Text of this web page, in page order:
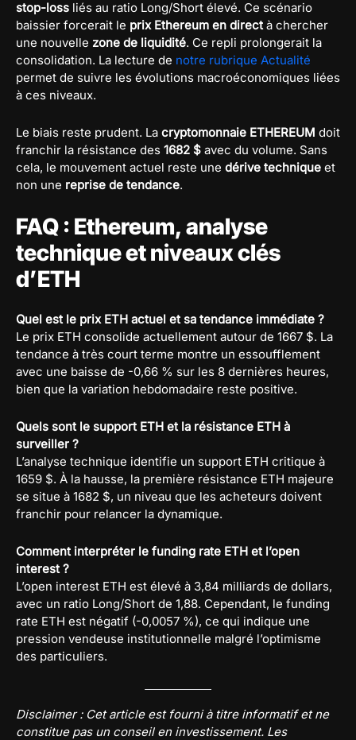
stop-loss liés au ratio Long/Short élevé. Ce scénario
baissier forcerait le prix Ethereum en directà chercher
une nouvelle zone de liquidité. Ce repli prolongerait la
consolidation. La lecture de notre rubrique Actualité
permet de suivre les évolutions macroéconomiques liées
à ces niveaux.
Le biais reste prudent. La cryptomonnaie ETHEREUM doit
franchir la résistance des 1682 $ avec du volume. Sans
cela, le mouvement actuel reste une dérive technique et
non une reprise de tendance.
FAQ : Ethereum, analyse
technique et niveaux clés
d’ETH
Quel est le prix ETH actuel et sa tendance immédiate ?
Le prix ETH consolide actuellement autour de 1667 $. La
tendance à très court terme montre un essoufflement
avec une baisse de -0,66 % sur les 8 dernières heures,
bien que la variation hebdomadaire reste positive.
Quels sont le support ETH et la résistance ETH à
surveiller ?
L’analyse technique identifie un support ETH critique à
1659 $. À la hausse, la première résistance ETH majeure
se situe à 1682 $, un niveau que les acheteurs doivent
franchir pour relancer la dynamique.
Comment interpréter le funding rate ETH et l’open
interest ?
L’open interest ETH est élevé à 3,84 milliards de dollars,
avec un ratio Long/Short de 1,88. Cependant, le funding
rate ETH est négatif (-0,0057 %), ce qui indique une
pression vendeuse institutionnelle malgré l’optimisme
des particuliers.
Disclaimer : Cet article est fourni à titre informatif et ne
constitue pas un conseil en investissement. Les